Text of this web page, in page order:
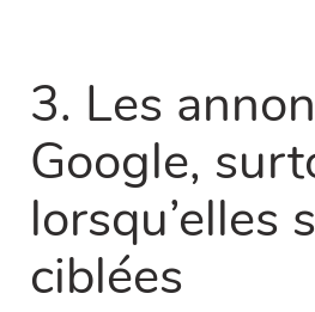
3. Les
Google,
lorsqu’elles
ciblées